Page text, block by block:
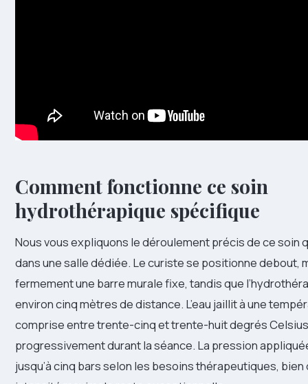
Comment fonctionne ce soin
hydrothérapique spécifique
Nous vous expliquons le déroulement précis de ce soin
dans une salle dédiée. Le curiste se positionne debout,
fermement une barre murale fixe, tandis que
environ cinq mètres de distance. L’eau jaillit à une
comprise entre trente-cinq et trente-huit degrés
progressivement durant la séance. La pression
jusqu’à cinq bars selon les besoins thérapeutiques,